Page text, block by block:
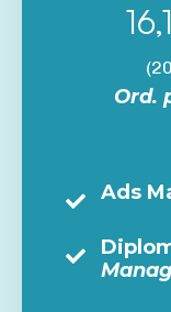
Ord.
Ads